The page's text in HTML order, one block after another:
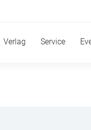
Verlag Service